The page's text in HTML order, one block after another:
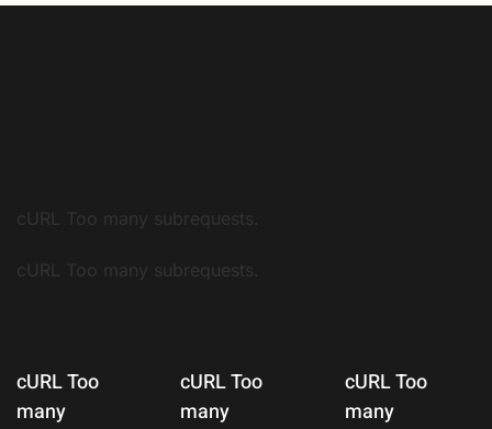
cURL Too many subrequests.
cURL Too many subrequests.
cURL Too
many
cURL Too
many
cURL Too
many